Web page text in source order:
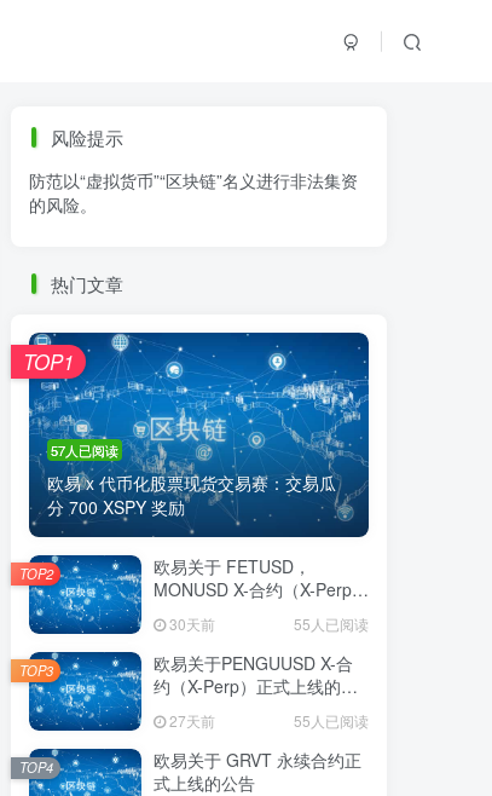
零基础学K线 链上交易
白皮书
火必公告
区块链科普
风险提示
防范以“虚拟货币”“区块链”名义进行非法集资
的风险。
热门文章
57人已阅读
欧易 x 代币化股票现货交易赛：交易瓜
分 700 XSPY 奖励
TOP1
欧易关于 FETUSD，
MONUSD X-合约（X-Perp）
30天前 55人已阅读
TOP2
欧易关于PENGUUSD X-合
约（X-Perp）正式上线的公
27天前 55人已阅读
TOP3
欧易关于 GRVT 永续合约正
式上线的公告
TOP4